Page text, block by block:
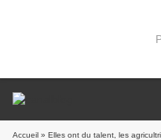
Accueil » Elles ont du talent, les agricultrices de